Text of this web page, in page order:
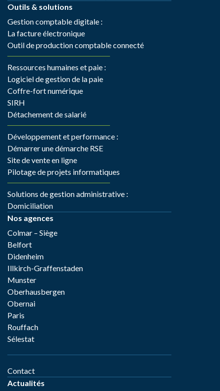
Outils & solutions
Gestion comptable digitale :
La facture électronique
Outil de production comptable connecté
Ressources humaines et paie :
Logiciel de gestion de la paie
Coffre-fort numérique
SIRH
Détachement de salarié
Développement et performance :
Démarrer une démarche RSE
Site de vente en ligne
Pilotage de projets informatiques
Solutions de gestion administrative :
Domiciliation
Nos agences
Colmar – Siège
Belfort
Didenheim
Illkirch-Graffenstaden
Munster
Oberhausbergen
Obernai
Paris
Rouffach
Sélestat
Contact
Actualités